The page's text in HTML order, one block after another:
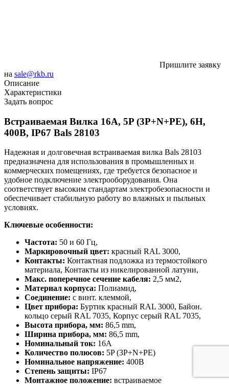
Пришлите заявку
на sale@rkb.ru
Описание
Характеристики
Задать вопрос
Встраиваемая Вилка 16А, 5P (3P+N+PE), 6H,
400В, IP67 Bals 28103
Надежная и долговечная встраиваемая вилка Bals 28103
предназначена для использования в промышленных и
коммерческих помещениях, где требуется безопасное и
удобное подключение электрооборудования. Она
соответствует высоким стандартам электробезопасности и
обеспечивает стабильную работу во влажных и пыльных
условиях.
Ключевые особенности:
Частота: 50 и 60 Гц,
Маркировочный цвет: красный RAL 3000,
Контакты: Контактная подложка из термостойкого
материала, Контакты из никелированной латуни,
Макс. поперечное сечение кабеля: 2,5 мм2,
Материал корпуса: Полиамид,
Соединение: с винт. клеммой,
Цвет прибора: Буртик красный RAL 3000, Байон.
кольцо серый RAL 7035, Корпус серый RAL 7035,
Высота прибора, мм: 86,5 mm,
Ширина прибора, мм: 86,5 mm,
Номинальный ток: 16А
Количество полюсов: 5P (3P+N+PE)
Номинальное напряжение: 400В
Степень защиты: IP67
Монтажное положение: встраиваемое